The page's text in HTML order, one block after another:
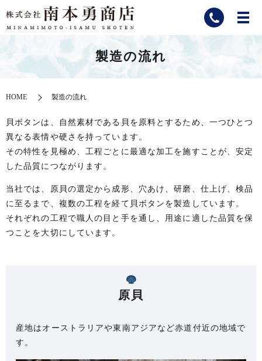
製造の流れ
HOME 製造の流れ
貝ボタンは、自然素材である貝を原料とするため、一つひとつ
異なる表情や硬さを持っています。
その特性を見極め、工程ごとに最適な加工を施すことが、安定
した品質につながります。
当社では、原貝の選定から成形、穴あけ、研磨、仕上げ、検品
に至るまで、複数の工程を経て貝ボタンを製造しています。
それぞれの工程で職人の目と手を通し、用途に適した品質を保
つことを大切にしています。
原貝
産地はオーストラリアや東南アジアなど赤道付近の地域で
す。